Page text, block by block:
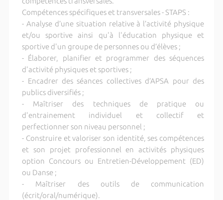
Compétences spécifiques et transversales - STAPS :
- Analyse d’une situation relative à l’activité physique
et/ou sportive ainsi qu'à l'éducation physique et
sportive d'un groupe de personnes ou d’élèves ;
- Élaborer, planifier et programmer des séquences
d'activité physiques et sportives ;
- Encadrer des séances collectives d’APSA pour des
publics diversifiés ;
- Maîtriser des techniques de pratique ou
d'entrainement individuel et collectif et
perfectionner son niveau personnel ;
- Construire et valoriser son identité, ses compétences
et son projet professionnel en activités physiques
option Concours ou Entretien-Développement (ED)
ou Danse ;
- Maîtriser des outils de communication
(écrit/oral/numérique).